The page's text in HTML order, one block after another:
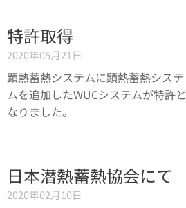
特許取得
2020年05月21日
顕熱蓄熱システムに顕熱蓄熱システ
ムを追加したWUCシステムが特許と
なりました。
日本潜熱蓄熱協会にて
2020年02月10日